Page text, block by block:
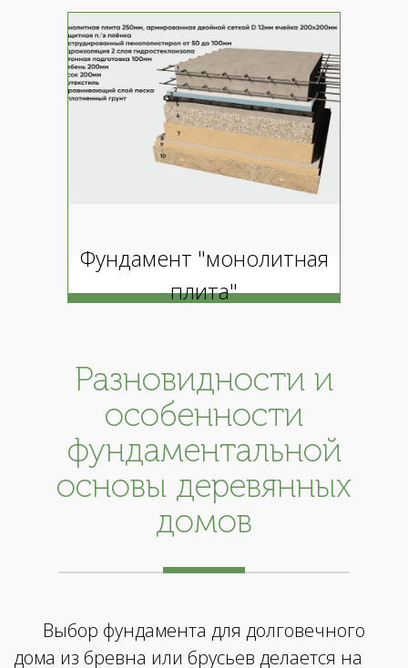
Фундамент "монолитная
плита"
Разновидности и
особенности
фундаментальной
основы деревянных
домов
Выбор фундамента для долговечного
дома из бревна или брусьев делается на